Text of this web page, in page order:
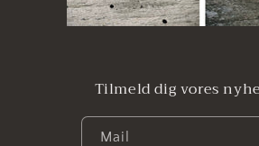
Tilmeld dig vores
Mail